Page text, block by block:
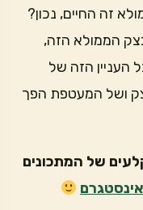
זה החיים, נכון?
הממולא הזה,
העניין הזה של
ושל המעטפת הפך
של המתכונים